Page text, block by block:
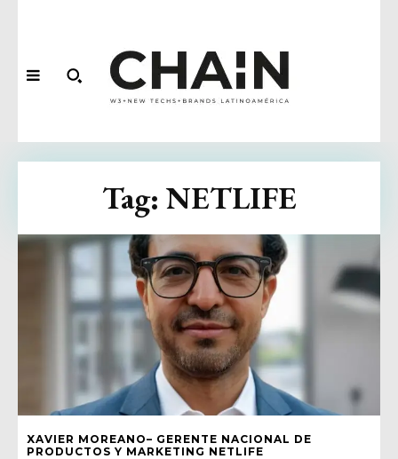
XAVIER MOREANO– GERENTE NACIONAL DE
PRODUCTOS Y MARKETING NETLIFE
Tag: NETLIFE